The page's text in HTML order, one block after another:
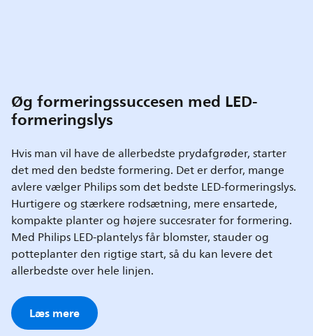
Øg formeringssuccesen med LED-
formeringslys
Hvis man vil have de allerbedste prydafgrøder, starter
det med den bedste formering. Det er derfor, mange
avlere vælger Philips som det bedste LED-formeringslys.
Hurtigere og stærkere rodsætning, mere ensartede,
kompakte planter og højere succesrater for formering.
Med Philips LED-plantelys får blomster, stauder og
potteplanter den rigtige start, så du kan levere det
allerbedste over hele linjen.
Læs mere